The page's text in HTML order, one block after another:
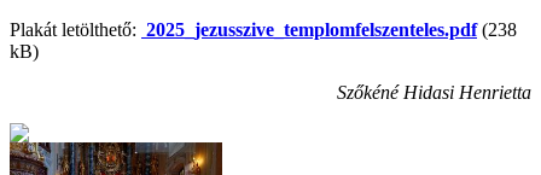
Plakát letölthető: 2025_jezusszive_templomfelszenteles.pdf(238
kB)
Szőkéné Hidasi Henrietta